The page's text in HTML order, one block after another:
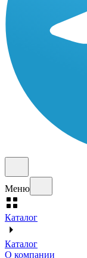
Меню
Каталог
Каталог
О компании